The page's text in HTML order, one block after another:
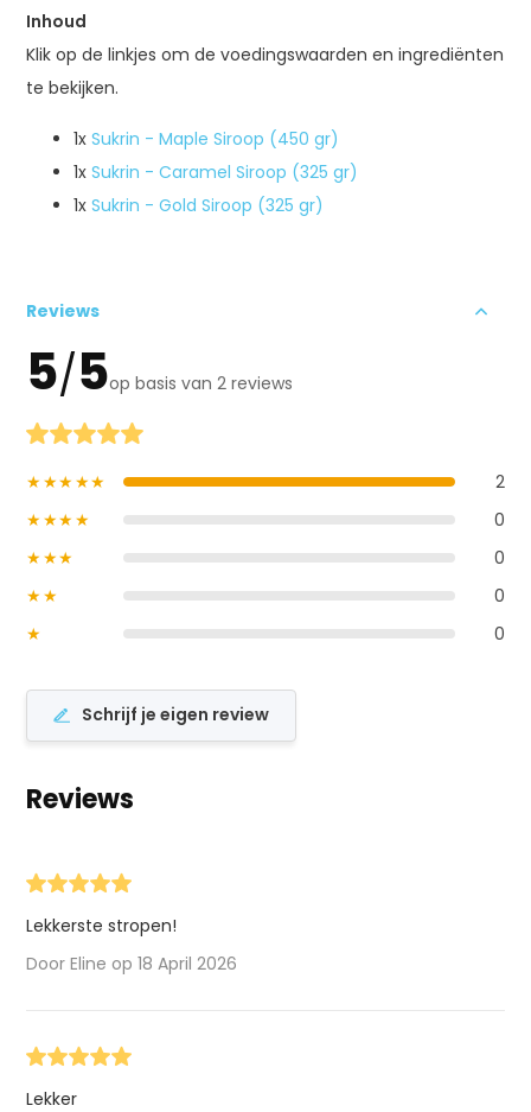
Inhoud
Klik op de linkjes om de voedingswaarden en ingrediënten
te bekijken.
1xSukrin - Maple Siroop (450 gr)
1xSukrin - Caramel Siroop (325 gr)
1xSukrin - Gold Siroop (325 gr)
Reviews
5/5op basis van 2 reviews
★★★★★
2
★★★★
0
★★★
0
★★
0
★
0
Schrijf je eigen review
Reviews
Lekkerste stropen!
Door Eline op 18 April 2026
Lekker